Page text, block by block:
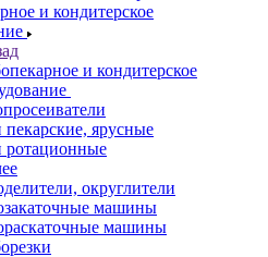
и кондитерское
и кондитерское
ярусные
ротационные
округлители
машины
машины